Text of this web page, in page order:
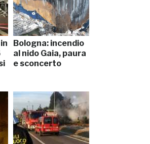
Bologna: incendio
al nido Gaia, paura
e sconcerto